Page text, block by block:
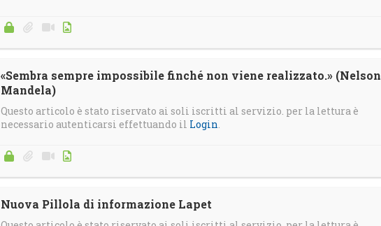
«Sembra sempre impossibile finché non viene realizzato.» (Nelson
Mandela)
Questo articolo è stato riservato ai soli iscritti al servizio. per la lettura è
necessario autenticarsi effettuando il Login.
Nuova Pillola di informazione Lapet